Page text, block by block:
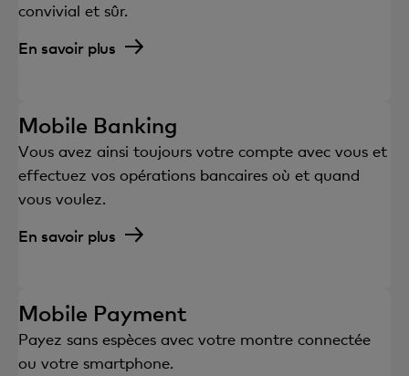
convivial et sûr.
En savoir plus
Mobile Banking
Vous avez ainsi toujours votre compte avec vous et
effectuez vos opérations bancaires où et quand
vous voulez.
En savoir plus
Mobile Payment
Payez sans espèces avec votre montre connectée
ou votre smartphone.